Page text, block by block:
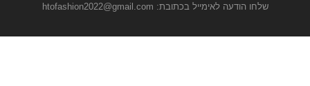
שלחו הודעה לאימייל בכתובת: htofashion2022@gmail.com